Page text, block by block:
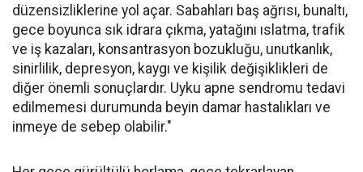
düzensizliklerine yol açar. Sabahları baş ağrısı, bunaltı,
gece boyunca sık idrara çıkma, yatağını ıslatma, trafik
ve iş kazaları, konsantrasyon bozukluğu, unutkanlık,
sinirlilik, depresyon, kaygı ve kişilik değişiklikleri de
diğer önemli sonuçlardır. Uyku apne sendromu tedavi
edilmemesi durumunda beyin damar hastalıkları ve
inmeye de sebep olabilir."